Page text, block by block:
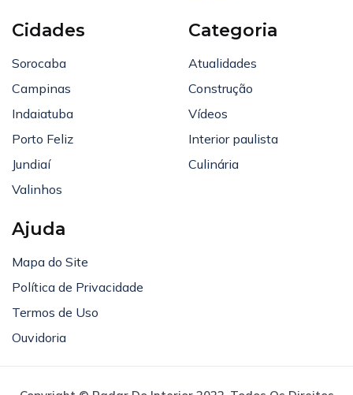
Cidades
Sorocaba
Campinas
Indaiatuba
Porto Feliz
Jundiaí
Valinhos
Categoria
Atualidades
Construção
Vídeos
Interior paulista
Culinária
Ajuda
Mapa do Site
Política de Privacidade
Termos de Uso
Ouvidoria